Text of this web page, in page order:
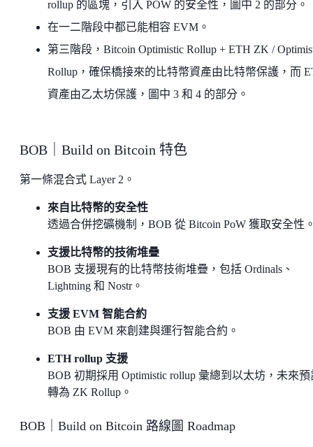
rollup 的區塊，引入 POW 的安全性，圖中 2 的部分。
在一二階段中都已能相容 EVM。
第三階段，Bitcoin Optimistic Rollup + ETH ZK /
Rollup，確保橋接來的比特幣資產由比特幣保護，而
資產由乙太坊保護，圖中 3 和 4 的部分。
BOB｜Build on Bitcoin 特色
第一條混合式 Layer 2。
來自比特幣的安全性
透過合併挖礦機制，BOB 從 Bitcoin PoW 獲取安全性
支援比特幣的技術堆疊
BOB 支援現有的比特幣技術堆疊，包括 Ordinals、
Lightning 和 Nostr。
支援 EVM 智能合約
BOB 由 EVM 來創建與運行智能合約。
ETH rollup 支援
BOB 初期採用 Optimistic rollup 彙總到以太坊，未來預
轉為 ZK Rollup。
BOB｜Build on Bitcoin 路線圖 Roadmap